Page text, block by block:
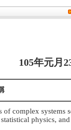
月23(六)
of complex systems
physics,